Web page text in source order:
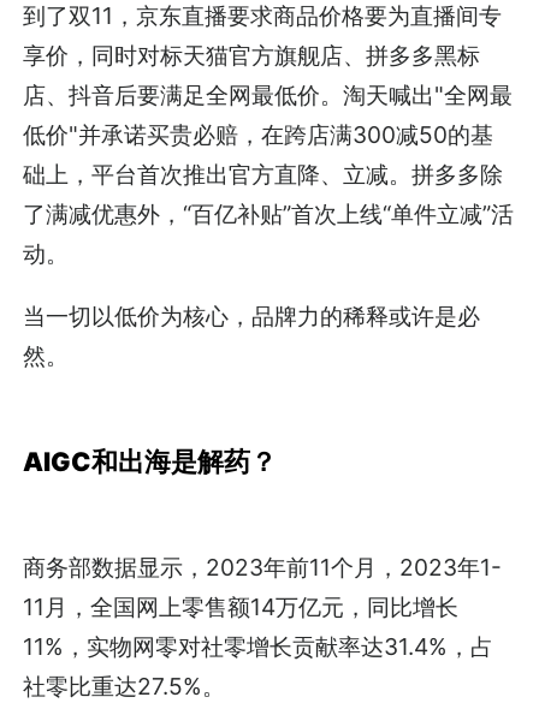
到了双11，京东直播要求商品价格要为直播间专
享价，同时对标天猫官方旗舰店、拼多多黑标
店、抖音后要满足全网最低价。淘天喊出"全网最
低价"并承诺买贵必赔，在跨店满300减50的基
础上，平台首次推出官方直降、立减。拼多多除
了满减优惠外，“百亿补贴”首次上线“单件立减”活
动。
当一切以低价为核心，品牌力的稀释或许是必
然。
AIGC和出海是解药？
商务部数据显示，2023年前11个月，2023年1-
11月，全国网上零售额14万亿元，同比增长
11%，实物网零对社零增长贡献率达31.4%，占
社零比重达27.5%。